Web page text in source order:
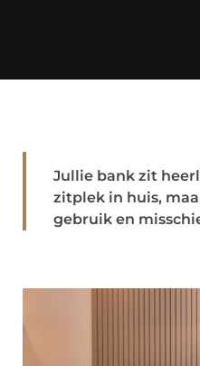
Jullie bank zit
zitplek in huis,
gebruik en